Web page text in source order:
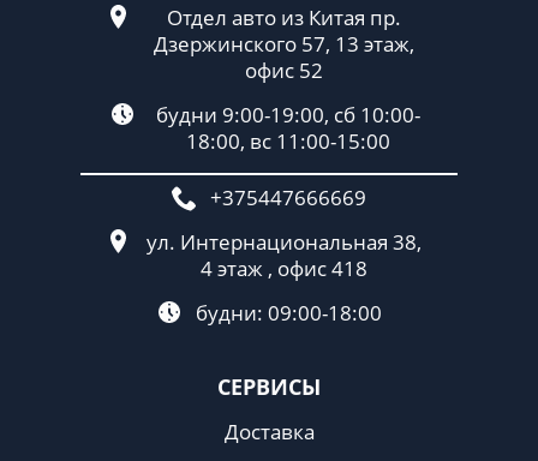
СЕРВИСЫ
Доставка
Отдел авто из Китая пр.
Дзержинского 57, 13 этаж,
офис 52
будни 9:00-19:00, сб 10:00-
18:00, вс 11:00-15:00
+375447666669
ул. Интернациональная 38,
4 этаж , офис 418
будни: 09:00-18:00